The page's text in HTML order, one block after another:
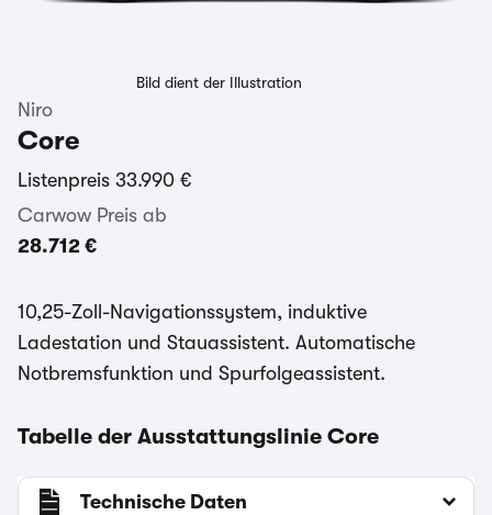
Bild dient der Illustration
Niro
Core
Listenpreis 33.990 €
Carwow Preis ab
28.712 €
10,25-Zoll-Navigationssystem, induktive
Ladestation und Stauassistent. Automatische
Notbremsfunktion und Spurfolgeassistent.
Tabelle der Ausstattungslinie Core
Technische Daten